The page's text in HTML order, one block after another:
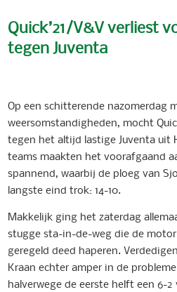
Quick’21/V&V verliest
tegen Juventa
Op een schitterende nazomerdag
weersomstandigheden, mocht
tegen het altijd lastige Juventa uit
teams maakten het voorafgaand
spannend, waarbij de ploeg van
langste eind trok: 14-10.
Makkelijk ging het zaterdag
stugge sta-in-de-weg die de motor
geregeld deed haperen.
Kraan echter amper in de
halverwege de eerste helft een 6-